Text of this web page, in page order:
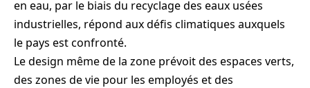
en eau, par le biais du recyclage des eaux usées
industrielles, répond aux défis climatiques auxquels
le pays est confronté.
Le design même de la zone prévoit des espaces verts,
des zones de vie pour les employés et des